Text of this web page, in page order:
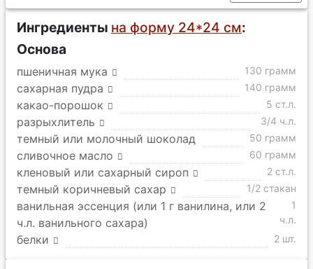
Ингредиенты на форму 24*24 см:
Основа
пшеничная мука 130 грамм
сахарная пудра 140 грамм
какао-порошок 5 ст.л.
разрыхлитель 3/4 ч.л.
темный или молочный шоколад 50 грамм
сливочное масло 60 грамм
кленовый или сахарный сироп 2 ст.л.
темный коричневый сахар 1/2 стакан
ванильная эссенция (или 1 г ванилина, или 2
ч.л. ванильного сахара)
1
ч.л.
белки 2 шт.